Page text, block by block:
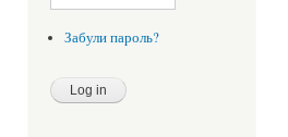
Забули пароль?